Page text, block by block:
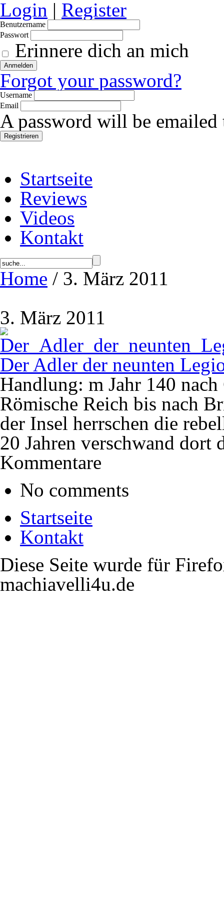
Login | Register
Benutzername
Passwort
Erinnere dich an mich
Forgot your password?
Username
Email
A password will be emailed
Startseite
Reviews
Videos
Kontakt
Home / 3. März 2011
3. März 2011
Der Adler der neunten
Handlung: m Jahr 140
Römische Reich bis nach
der Insel herrschen die
20 Jahren verschwand dort
Kommentare
No comments
Startseite
Kontakt
Diese Seite wurde für
machiavelli4u.de